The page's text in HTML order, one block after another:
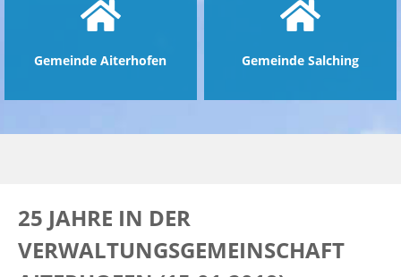
Gemeinde Aiterhofen Gemeinde Salching
25 JAHRE IN DER
VERWALTUNGSGEMEINSCHAFT